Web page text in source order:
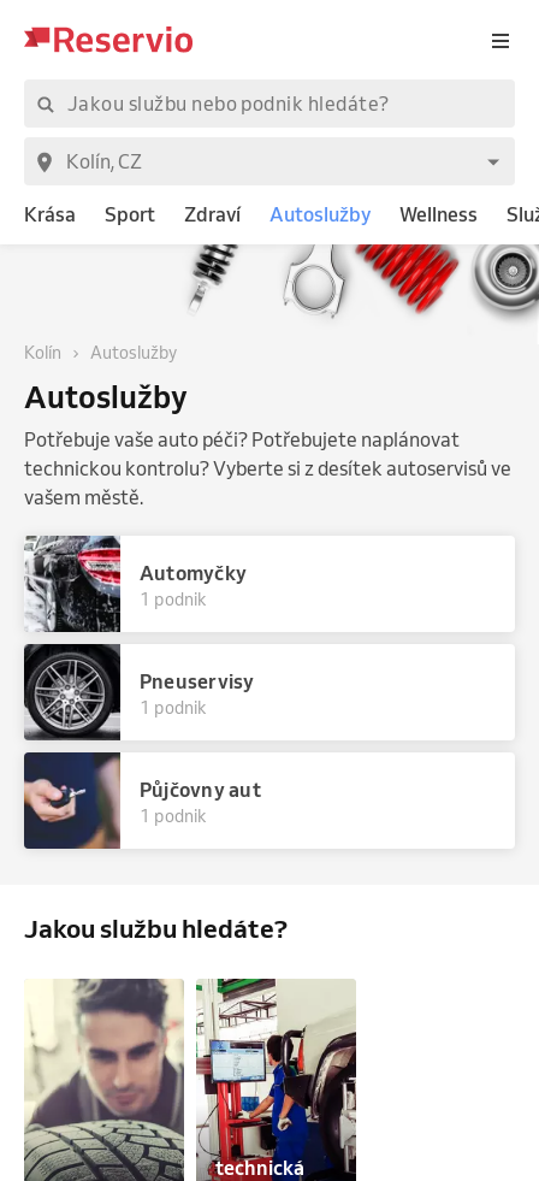
Krása Sport Zdraví Autoslužby Wellness
Kolín Autoslužby
Autoslužby
Potřebuje vaše auto péči? Potřebujete naplánovat
technickou kontrolu? Vyberte si z desítek autoservisů ve
vašem městě.
Automyčky
1 podnik
Pneuservisy
1 podnik
Půjčovny aut
1 podnik
Jakou službu hledáte?
technická